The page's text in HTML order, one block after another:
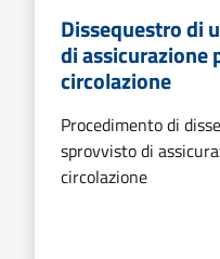
Dissequestro di
di assicurazione
circolazione
Procedimento di
sprovvisto di
circolazione